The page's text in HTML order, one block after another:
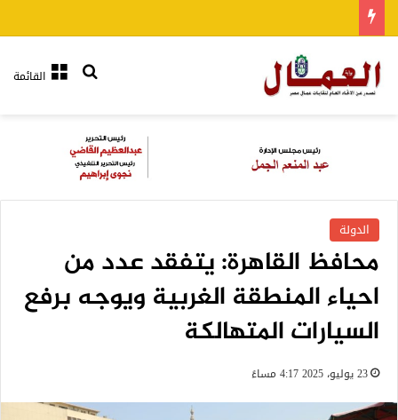
القائمةبحث عن
الدولة
محافظ القاهرة: يتفقد عدد من
احياء المنطقة الغربية ويوجه برفع
السيارات المتهالكة
23 يوليو، 2025 4:17 مساءً